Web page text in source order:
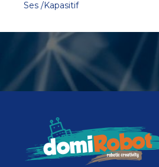
Ses /Kapasitif